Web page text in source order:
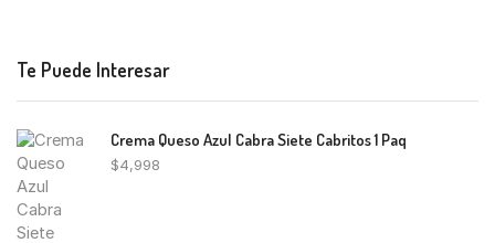
Te Puede Interesar
Crema Queso Azul Cabra Siete Cabritos 1 Paq
$4,998